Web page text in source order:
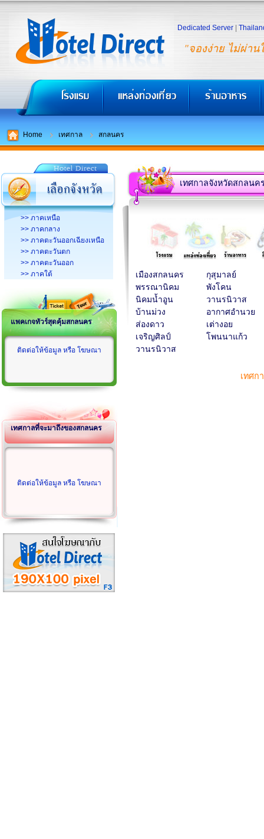
"จองง่าย ไม่ผ่าน
Dedicated Server
Home เทศกาล สกลนคร
>> ภาคเหนือ
>> ภาคกลาง
>> ภาคตะวันออกเฉียงเหนือ
>> ภาคตะวันตก
>> ภาคตะวันออก
>> ภาคใต้
แพคเกจทัวร์สุดคุ้มสกลนคร
ติดต่อให้ข้อมูล หรือ โฆษณา
เทศกาลที่จะมาถึงของสกลนคร
ติดต่อให้ข้อมูล หรือ โฆษณา
เทศกาลจังหวัดสกลนค
เมืองสกลนคร
กุสุมาลย์
พรรณานิคม
พังโคน
นิคมน้ำอูน
วานรนิวาส
บ้านม่วง
อากาศอำนวย
ส่องดาว
เต่างอย
เจริญศิลป์
โพนนาแก้ว
วานรนิวาส
เทศก